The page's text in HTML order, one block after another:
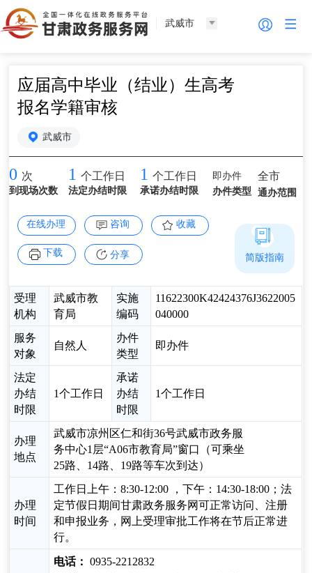
武威市
应届高中毕业（结业）生高考
报名学籍审核
武威市
0 次
到现场次数
1 个工作日
法定办结时限
1 个工作日
承诺办结时限
即办件
办件类型
全市
通办范围
在线办理 咨询 收藏
下载 分享
受理
机构
武威市教
育局
实施
编码
11622300K42424376J3622005
040000
服务
对象
自然人
办件
类型
即办件
法定
办结
时限
1个工作日
承诺
办结
时限
1个工作日
办理
地点
武威市凉州区仁和街36号武威市政务服
务中心1层“A06市教育局”窗口（可乘坐
25路、14路、19路等车次到达）
办理
时间
工作日上午：8:30-12:00 ，下午：14:30-18:00；法
定节假日期间甘肃政务服务网可正常访问、注册
和申报业务，网上受理审批工作将在节后正常进
行。
电话： 0935-2212832
简版指南